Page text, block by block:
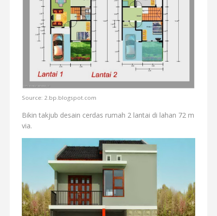
Source: 2.bp.blogspot.com
Bikin takjub desain cerdas rumah 2 lantai di lahan 72 m
via.